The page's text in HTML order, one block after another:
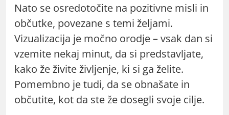
Nato se osredotočite na pozitivne misli in
občutke, povezane s temi željami.
Vizualizacija je močno orodje – vsak dan si
vzemite nekaj minut, da si predstavljate,
kako že živite življenje, ki si ga želite.
Pomembno je tudi, da se obnašate in
občutite, kot da ste že dosegli svoje cilje.